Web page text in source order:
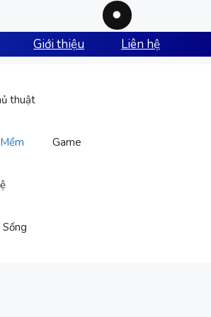
Giới thiệu
Liên hệ
thuật
Game